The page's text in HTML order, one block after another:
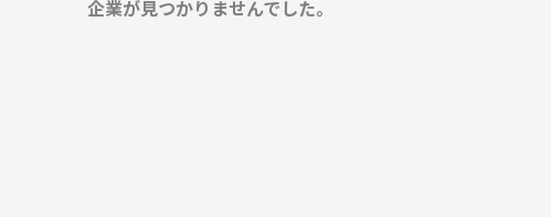
企業が見つかりませんでした。